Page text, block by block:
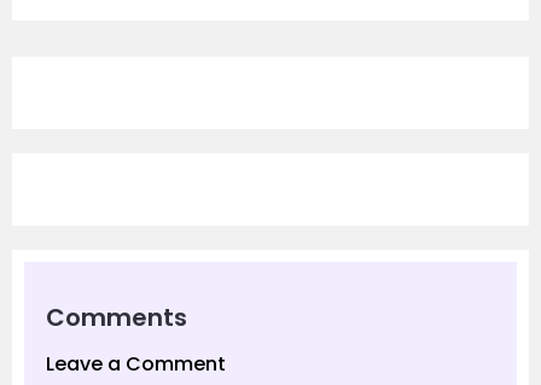
Comments
Leave a Comment